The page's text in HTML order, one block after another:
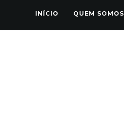
INÍCIO QUEM SOMOS